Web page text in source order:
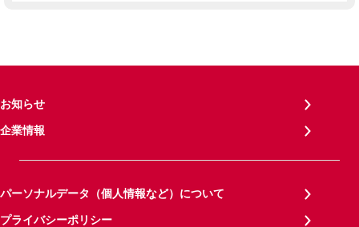
お知らせ
企業情報
パーソナルデータ（個人情報など）について
プライバシーポリシー